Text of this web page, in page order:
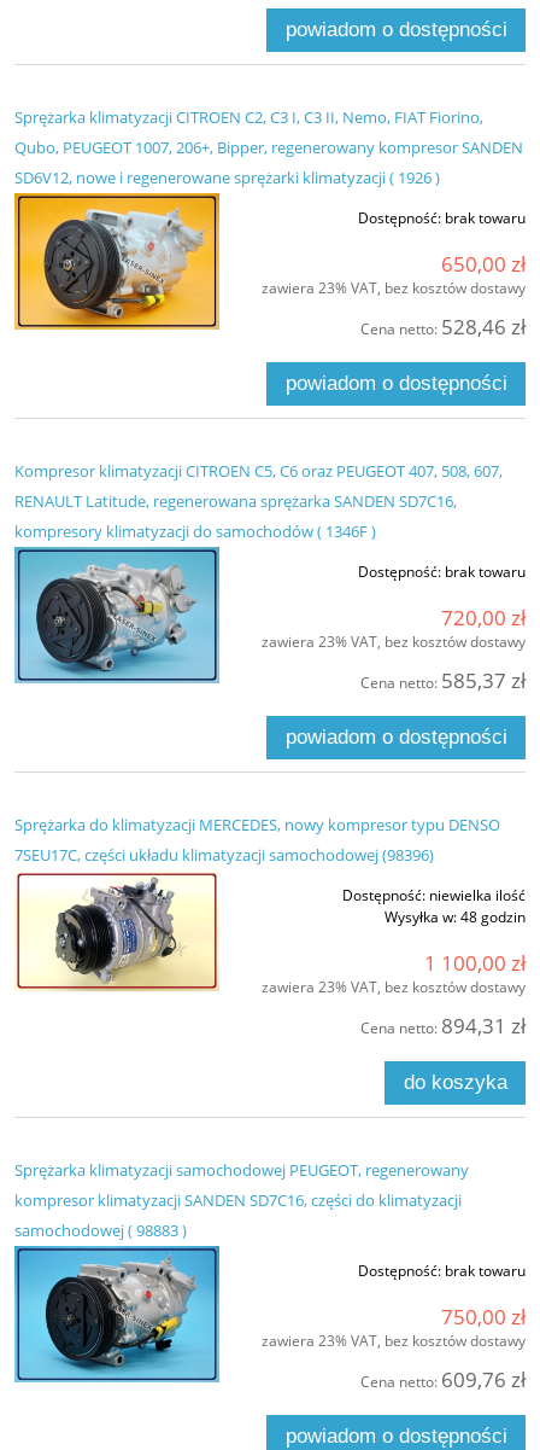
powiadom o dostępności
Sprężarka klimatyzacji CITROEN C2, C3 I, C3 II, Nemo, FIAT Fiorino,
Qubo, PEUGEOT 1007, 206+, Bipper, regenerowany kompresor SANDEN
SD6V12, nowe i regenerowane sprężarki klimatyzacji ( 1926 )
Dostępność: brak towaru
650,00 zł
zawiera 23% VAT, bez kosztów dostawy
Cena netto: 528,46 zł
powiadom o dostępności
Kompresor klimatyzacji CITROEN C5, C6 oraz PEUGEOT 407, 508, 607,
RENAULT Latitude, regenerowana sprężarka SANDEN SD7C16,
kompresory klimatyzacji do samochodów ( 1346F )
Dostępność: brak towaru
720,00 zł
zawiera 23% VAT, bez kosztów dostawy
Cena netto: 585,37 zł
powiadom o dostępności
Sprężarka do klimatyzacji MERCEDES, nowy kompresor typu DENSO
7SEU17C, części układu klimatyzacji samochodowej (98396)
Dostępność: niewielka ilość
Wysyłka w:48 godzin
1 100,00 zł
zawiera 23% VAT, bez kosztów dostawy
Cena netto: 894,31 zł
do koszyka
Sprężarka klimatyzacji samochodowej PEUGEOT, regenerowany
kompresor klimatyzacji SANDEN SD7C16, części do klimatyzacji
samochodowej ( 98883 )
Dostępność: brak towaru
750,00 zł
zawiera 23% VAT, bez kosztów dostawy
Cena netto: 609,76 zł
powiadom o dostępności